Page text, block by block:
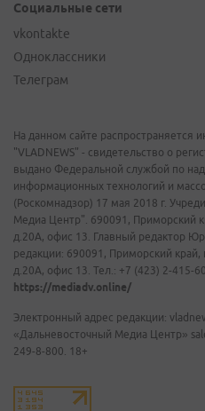
Социальные сети
vkontakte
Одноклассники
Телеграм
На данном сайте распространяется
"VLADNEWS" - свидетельство о
выдано Федеральной службой по
информационных технологий и
(Роскомнадзор) 17 мая 2018 г.
Медиа Центр". 690091, Приморский
д.20А, офис 13. Главный редактор
редакции: 690091, Приморский край,
д.20А, офис 13. Тел.: +7 (423) 2-415-
https://mediadv.online/
Электронный адрес редакции:
«Дальневосточный Медиа Центр»
249-8-800. 18+